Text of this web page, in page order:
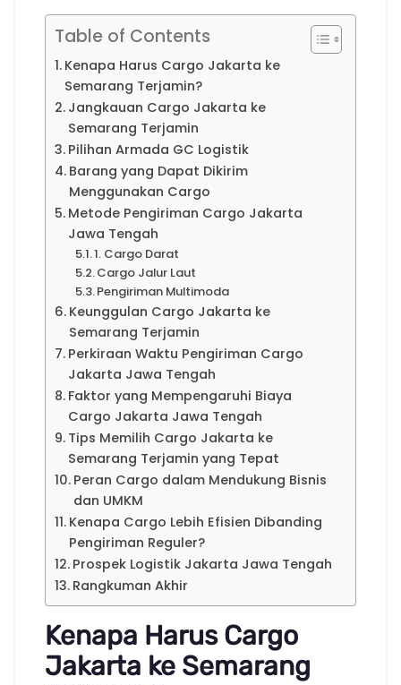
Table of Contents
Kenapa Harus Cargo Jakarta ke
Semarang Terjamin?
Jangkauan Cargo Jakarta ke
Semarang Terjamin
Pilihan Armada GC Logistik
Barang yang Dapat Dikirim
Menggunakan Cargo
Metode Pengiriman Cargo Jakarta
Jawa Tengah
1. Cargo Darat
Cargo Jalur Laut
Pengiriman Multimoda
Keunggulan Cargo Jakarta ke
Semarang Terjamin
Perkiraan Waktu Pengiriman Cargo
Jakarta Jawa Tengah
Faktor yang Mempengaruhi Biaya
Cargo Jakarta Jawa Tengah
Tips Memilih Cargo Jakarta ke
Semarang Terjamin yang Tepat
Peran Cargo dalam Mendukung Bisnis
dan UMKM
Kenapa Cargo Lebih Efisien Dibanding
Pengiriman Reguler?
Prospek Logistik Jakarta Jawa Tengah
Rangkuman Akhir
Kenapa Harus Cargo
Jakarta ke Semarang